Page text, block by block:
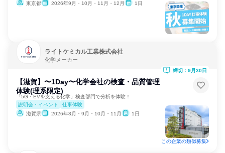
東京都
2026年9月・10月・11月・12月 1日
ライトケミカル工業株式会社
化学メーカー
【滋賀】〜1Day〜化学会社の検査・品質管理
体験(理系限定)
「5G・EVを支える化学」検査部門で分析を体験！
説明会・イベント
仕事体験
滋賀県
2026年8月・9月・10月・11月 1日
締切：9月30日
この企業の類似募集